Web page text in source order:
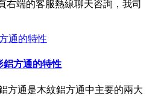
右端的客服熱線聊天咨詢，我司
鋁方通的特性
方通是木紋鋁方通中主要的兩大